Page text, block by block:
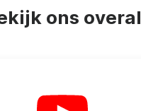
ons overal